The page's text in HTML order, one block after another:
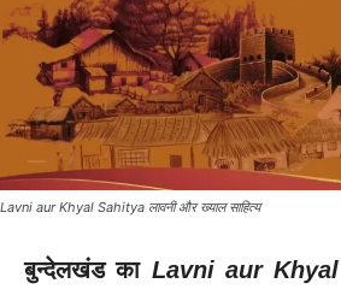
Lavni aur Khyal Sahitya लावनी और ख्याल साहित्य
बुन्देलखंड का Lavni aur